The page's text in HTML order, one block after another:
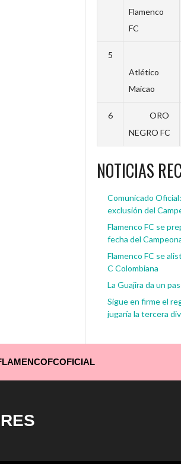
Flamenco
FC
5
Atlético
Maicao
6
ORO
NEGRO FC
NOTICIAS
Comunicado
exclusión del
Flamenco FC se
fecha del
Flamenco FC se
C Colombiana
La Guajira da un
Sigue en firme el
jugaría la tercera